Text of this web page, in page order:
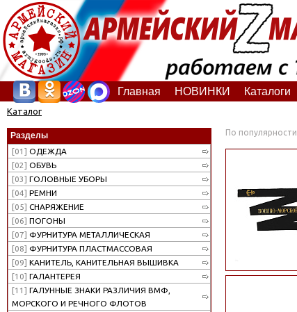
Главная НОВИНКИ Каталоги
Каталог
Разделы
[01] ОДЕЖДА
[02] ОБУВЬ
[03] ГОЛОВНЫЕ УБОРЫ
[04] РЕМНИ
[05] СНАРЯЖЕНИЕ
[06] ПОГОНЫ
[07] ФУРНИТУРА МЕТАЛЛИЧЕСКАЯ
[08] ФУРНИТУРА ПЛАСТМАССОВАЯ
[09] КАНИТЕЛЬ, КАНИТЕЛЬНАЯ ВЫШИВКА
[10] ГАЛАНТЕРЕЯ
[11] ГАЛУННЫЕ ЗНАКИ РАЗЛИЧИЯ ВМФ,
МОРСКОГО И РЕЧНОГО ФЛОТОВ
По популярности